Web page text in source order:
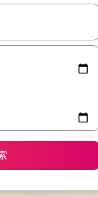
の矢印キーを使って